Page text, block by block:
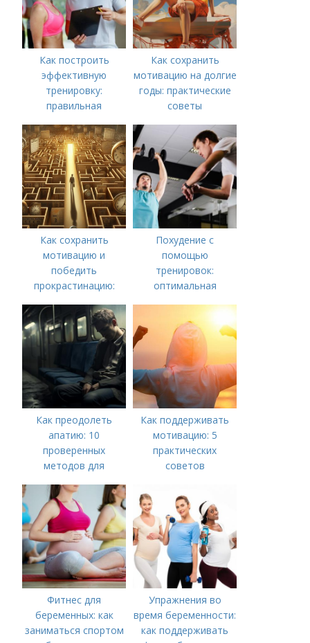
Как построить
эффективную
тренировку:
правильная
упражнений
Как сохранить
мотивацию на долгие
годы: практические
советы
Как сохранить
мотивацию и
победить
прокрастинацию:
Похудение с
помощью
тренировок:
оптимальная
результатов
Как преодолеть
апатию: 10
проверенных
методов для
мотивации
Как поддерживать
мотивацию: 5
практических
советов
Фитнес для
беременных: как
заниматься спортом
Упражнения во
время беременности:
как поддерживать